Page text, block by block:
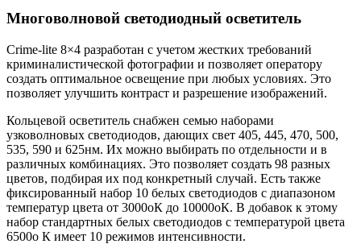
Многоволновой светодиодный осветитель
Crime-lite 8×4 разработан с учетом жестких требований
криминалистической фотографии и позволяет оператору
создать оптимальное освещение при любых условиях. Это
позволяет улучшить контраст и разрешение изображений.
Кольцевой осветитель снабжен семью наборами
узковолновых светодиодов, дающих свет 405, 445, 470, 500,
535, 590 и 625нм. Их можно выбирать по отдельности и в
различных комбинациях. Это позволяет создать 98 разных
цветов, подбирая их под конкретный случай. Есть также
фиксированный набор 10 белых светодиодов с диапазоном
температур цвета от 3000оК до 10000оК. В добавок к этому
набор стандартных белых светодиодов с температурой цвета
6500о К имеет 10 режимов интенсивности.